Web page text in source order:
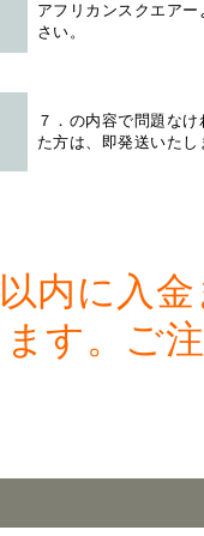
アフリカンスクエアー
さい。
７．の内容で問題な
た方は、即発送いたし
内に入
す。ご